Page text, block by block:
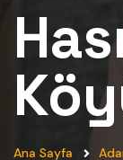
Ana Sayfa